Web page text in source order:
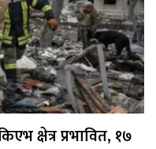
क्षेत्र प्रभावित, १७